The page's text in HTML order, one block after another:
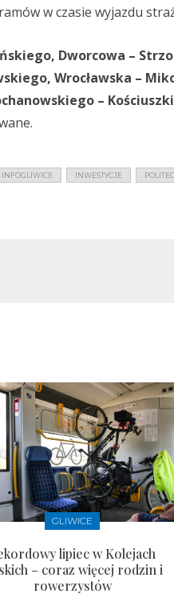
w czasie wyjazdu
Dworcowa –
Wrocławska –
–
INFOGLIWICE INWESTYCJE
GLIWICE
lipiec w Kolejach
– coraz więcej rodzin i
rowerzystów